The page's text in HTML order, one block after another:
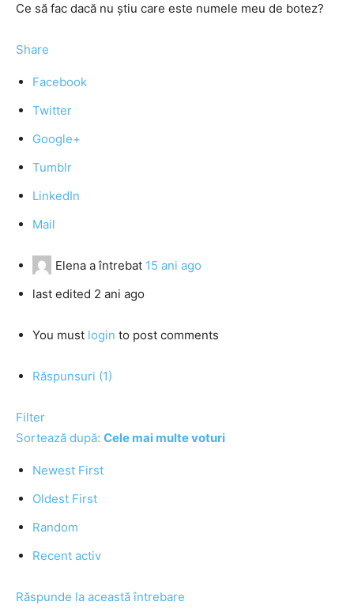
Ce să fac dacă nu ştiu care este numele meu de botez?
Share
Facebook
Twitter
Google+
Tumblr
LinkedIn
Mail
Elena a întrebat 15 ani ago
last edited 2 ani ago
You must login to post comments
Răspunsuri (1)
Filter
Sortează după: Cele mai multe voturi
Newest First
Oldest First
Random
Recent activ
Răspunde la această întrebare